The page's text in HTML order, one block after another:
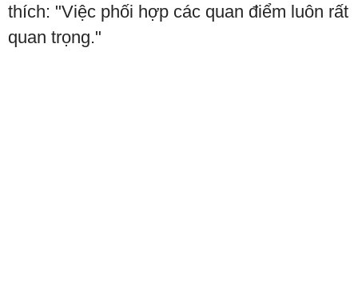
thích: "Việc phối hợp các quan điểm luôn rất
quan trọng."